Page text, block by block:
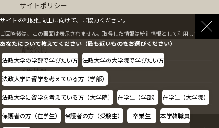
サイトポリシー
情報公開
採用情報
教職員の方へ
サイトの利便性向上に向けて、ご協力ください。
ご回答後は、この画面は表示されません。取得した情報は統計情報として利用します。
あなたについて教えてください（最も近いものをお選びください）
法政大学の学部で学びたい方 法政大学の大学院で学びたい方
法政大学に留学を考えている方（学部）
法政大学に留学を考えている方（大学院） 在学生（学部） 在学生（大学院）
保護者の方（在学生） 保護者の方（受験生） 卒業生 本学教職員